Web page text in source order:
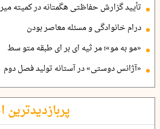
تأیید گزارش حفاظتی هگمتانه در کمیته
درام خانوادگی و مسئله معاصر بودن
«مو به مو»؛ مر ثیه ای بر ای طبقه متو سط
«آژانس دوستی» در آستانه تولید فصل دوم
پربازدیدترین